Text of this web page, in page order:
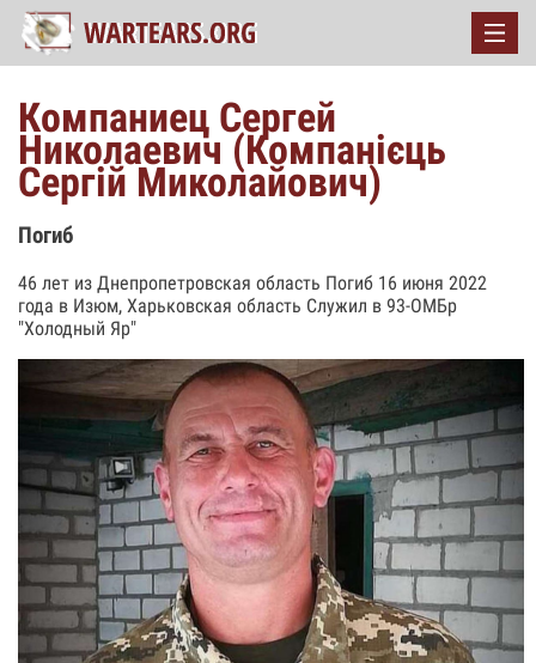
Компаниец Сергей
Николаевич (Компанієць
Сергій Миколайович)
Погиб
46 лет из Днепропетровская область Погиб 16 июня 2022
года в Изюм, Харьковская область Служил в 93-ОМБр
"Холодный Яр"